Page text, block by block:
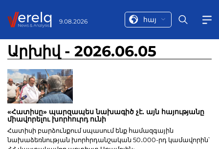
9.08.2026 հայ
Արխիվ - 2026.06.05
«Հատիսը» պարզապես նախագիծ չէ. այն հայությանը
միավորելու խորհուրդ ունի
Հատիսի բարձունքում սպասում ենք համազգային
նախաձեռնության խորհրդանշական 50․000-րդ կամավորին՝